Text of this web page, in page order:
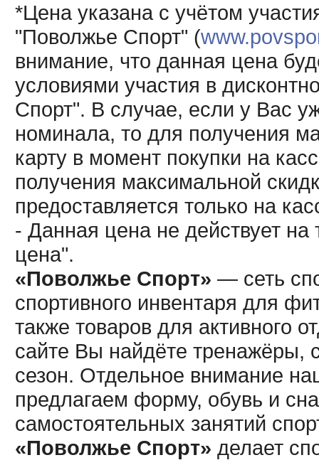
*Цена указана с учётом
"Поволжье Спорт" (
внимание, что данная цена
условиями участия в
Спорт". В случае, если у Вас
номинала, то для получения
карту в момент покупки на
получения максимальной
предоставляется только на
- Данная цена не действует
цена".
«Поволжье Спорт» — сеть
спортивного инвентаря для
также товаров для активного
сайте Вы найдёте тренажёры,
сезон. Отдельное внимание
предлагаем форму, обувь и
самостоятельных занятий
«Поволжье Спорт» делает